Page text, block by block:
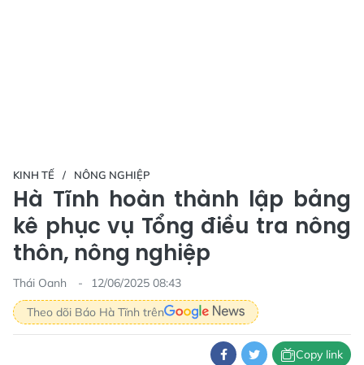
KINH TẾ NÔNG NGHIỆP
Hà Tĩnh hoàn thành lập bảng
kê phục vụ Tổng điều tra nông
thôn, nông nghiệp
Thái Oanh
12/06/2025 08:43
Theo dõi Báo Hà Tĩnh trên
Copy link